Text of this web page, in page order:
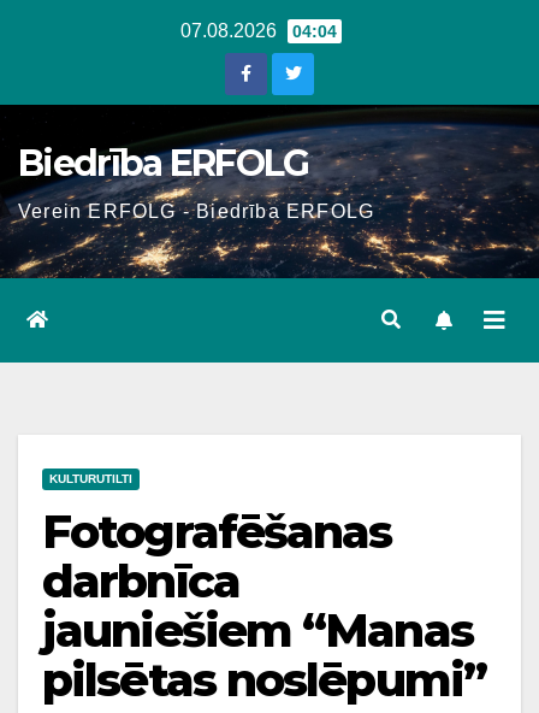
07.08.2026 04:04
Biedrība ERFOLG
Verein ERFOLG - Biedrība ERFOLG
KULTURUTILTI
Fotografēšanas
darbnīca
jauniešiem “Manas
pilsētas noslēpumi”